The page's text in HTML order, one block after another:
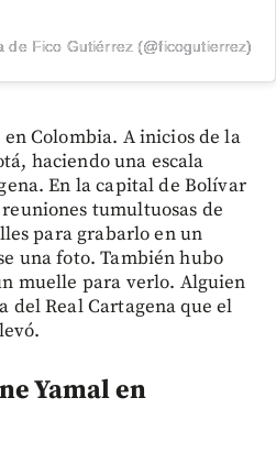
de Fico Gutiérrez (@ficogutierrez)
Colombia. A inicios de la
haciendo una escala
En la capital de Bolívar
tumultuosas de
para grabarlo en un
una foto. También hubo
muelle para verlo. Alguien
del Real Cartagena que el
Yamal en